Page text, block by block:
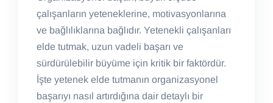
çalışanların yeteneklerine, motivasyonlarına
ve bağlılıklarına bağlıdır. Yetenekli çalışanları
elde tutmak, uzun vadeli başarı ve
sürdürülebilir büyüme için kritik bir faktördür.
İşte yetenek elde tutmanın organizasyonel
başarıyı nasıl artırdığına dair detaylı bir